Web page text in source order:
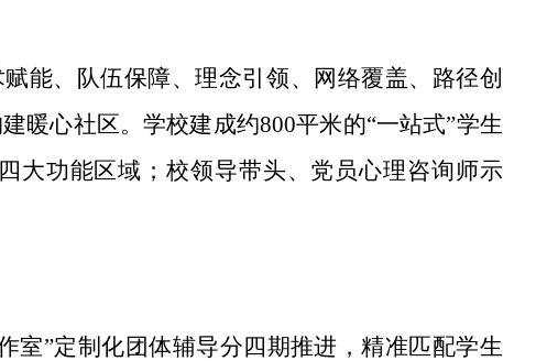
能、队伍保障、理念引领、网络覆盖、路径创
暖心社区。学校建成约800平米的“一站式”学生
大功能区域；校领导带头、党员心理咨询师示
室”定制化团体辅导分四期推进，精准匹配学生